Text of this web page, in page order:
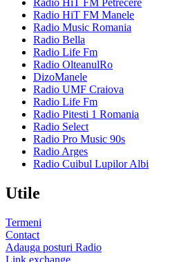
Radio HiT FM Petrecere
Radio HiT FM Manele
Radio Music Romania
Radio Bella
Radio Life Fm
Radio OlteanulRo
DizoManele
Radio UMF Craiova
Radio Life Fm
Radio Pitesti 1 Romania
Radio Select
Radio Pro Music 90s
Radio Arges
Radio Cuibul Lupilor Albi
Utile
Termeni
Contact
Adauga posturi Radio